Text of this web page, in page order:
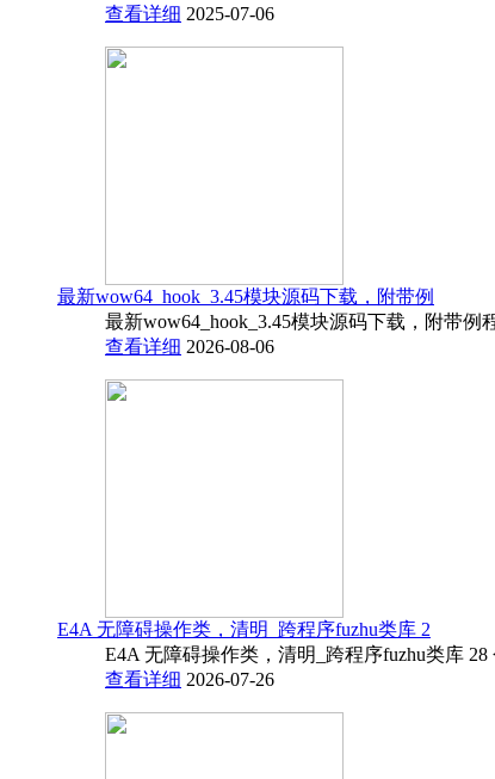
查看详细 2025-07-06
最新wow64_hook_3.45模块源码下载，附带例
最新wow64_hook_3.45模块源码下载，附带
查看详细 2026-08-06
E4A 无障碍操作类，清明_跨程序fuzhu类库 2
E4A 无障碍操作类，清明_跨程序fuzhu类库
查看详细 2026-07-26